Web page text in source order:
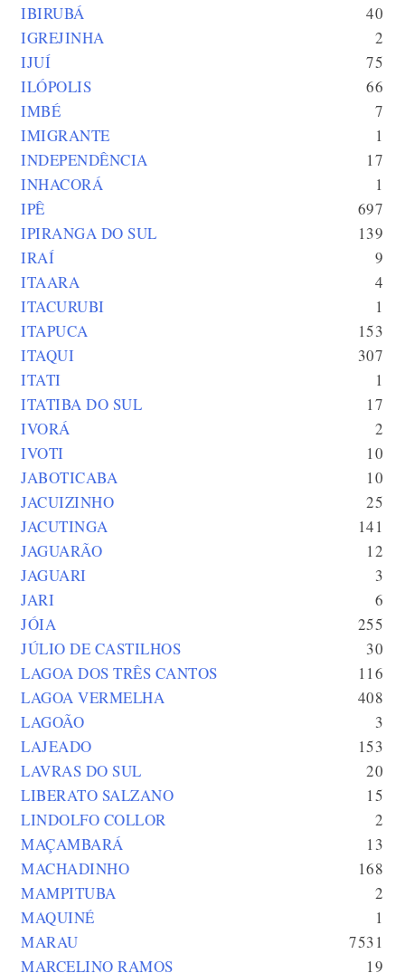
IBIRUBÁ
40
IGREJINHA
2
IJUÍ
75
ILÓPOLIS
66
IMBÉ
7
IMIGRANTE
1
INDEPENDÊNCIA
17
INHACORÁ
1
IPÊ
697
IPIRANGA DO SUL
139
IRAÍ
9
ITAARA
4
ITACURUBI
1
ITAPUCA
153
ITAQUI
307
ITATI
1
ITATIBA DO SUL
17
IVORÁ
2
IVOTI
10
JABOTICABA
10
JACUIZINHO
25
JACUTINGA
141
JAGUARÃO
12
JAGUARI
3
JARI
6
JÓIA
255
JÚLIO DE CASTILHOS
30
LAGOA DOS TRÊS CANTOS
116
LAGOA VERMELHA
408
LAGOÃO
3
LAJEADO
153
LAVRAS DO SUL
20
LIBERATO SALZANO
15
LINDOLFO COLLOR
2
MAÇAMBARÁ
13
MACHADINHO
168
MAMPITUBA
2
MAQUINÉ
1
MARAU
7531
MARCELINO RAMOS
19